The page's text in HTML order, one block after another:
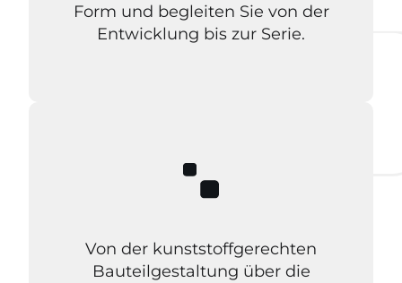
Form und begleiten Sie von der
Entwicklung bis zur Serie.
Von der kunststoffgerechten
Bauteilgestaltung über die